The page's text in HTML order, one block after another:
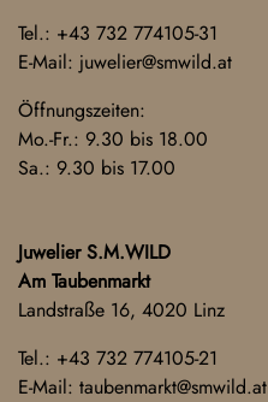
Tel.: +43 732 774105-31
E-Mail: juwelier@smwild.at
Öffnungszeiten:
Mo.-Fr.: 9.30 bis 18.00
Sa.: 9.30 bis 17.00
Juwelier S.M.WILD
Am Taubenmarkt
Landstraße 16, 4020 Linz
Tel.: +43 732 774105-21
E-Mail: taubenmarkt@smwild.at